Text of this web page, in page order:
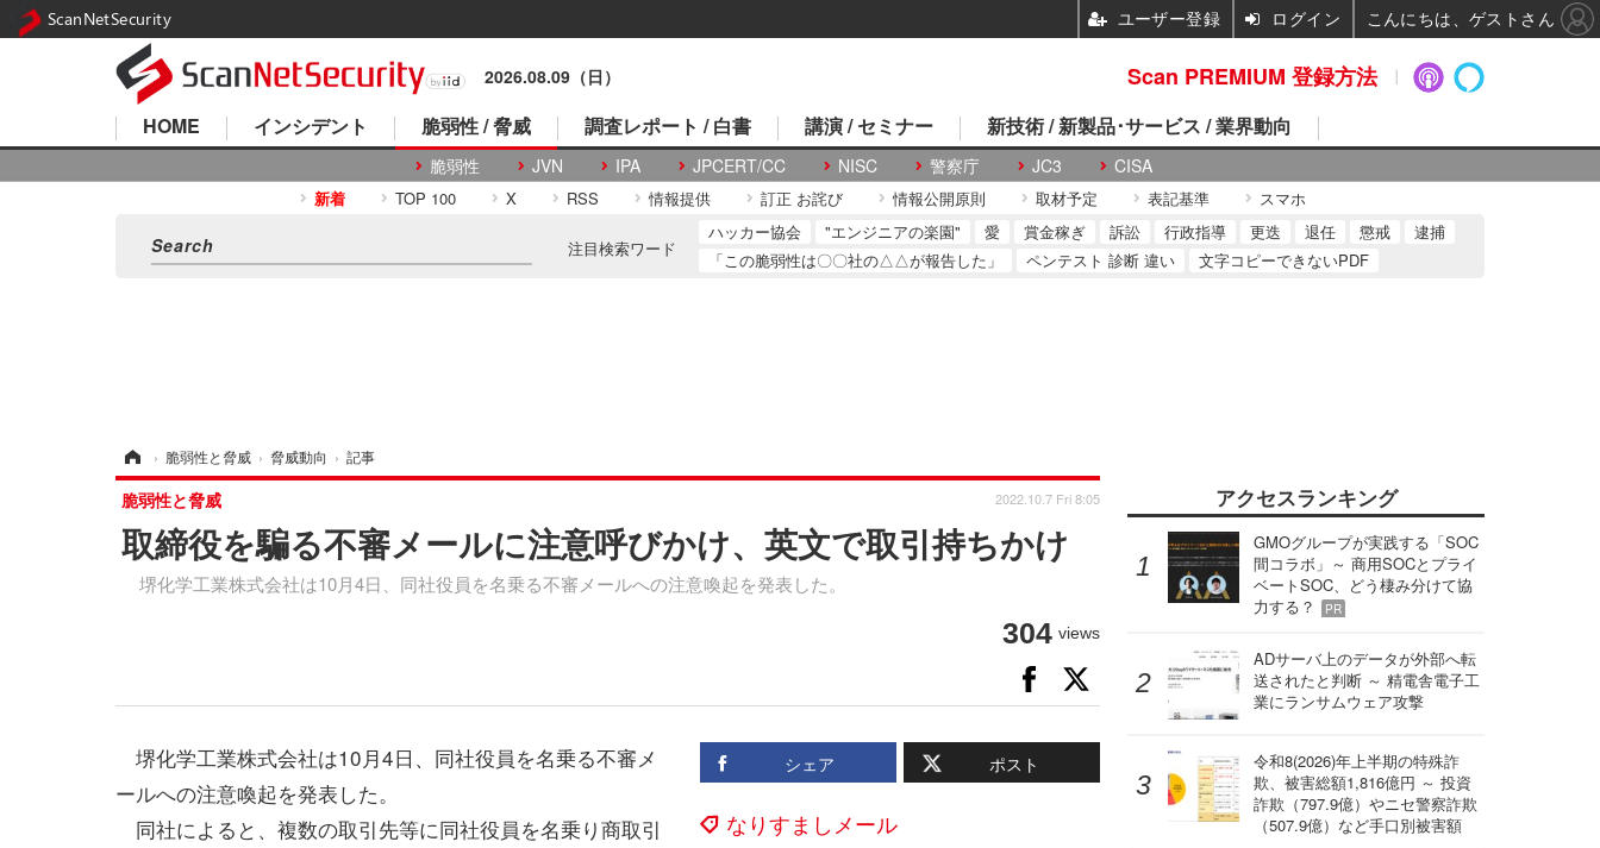
2026.08.09（日）
HOME インシデント 脆弱性 / 脅威
脆弱性 JVN IPA JPCERT/CC NISC 警察庁 JC3 CISA
調査レポート / 白書 講演 / セミナー 新技術 / 新製品･サービス / 業界動向
新着 TOP 100 X RSS 情報提供 訂正 お詫び 情報公開原則 取材予定 表記基準 スマホ
注目検索ワード
ハッカー協会 "エンジニアの楽園" 愛 賞金稼ぎ 訴訟 行政指導 更迭 退任 懲戒
逮捕
「この脆弱性は〇〇社の△△が報告した」
ペンテスト 診断 違い 文字コピーできないPDF
› 脆弱性と脅威 › 脅威動向 › 記事
取締役を騙る不審メールに注意呼びかけ、英文で取引持ちかけ
堺化学工業株式会社は10月4日、同社役員を名乗る不審メールへの注意喚起を発表した。
脆弱性と脅威 2022.10.7 Fri 8:05
304 views
シェア ポスト
なりすましメール
堺化学工業株式会社は10月4日、同社役員を名乗る不審メ
ールへの注意喚起を発表した。
同社によると、複数の取引先等に同社役員を名乗り商取引
アクセスランキング
GMOグループが実践する「SOC
間コラボ」～ 商用SOCとプライ
ベートSOC、どう棲み分けて協
力する？
PR
ADサーバ上のデータが外部へ転
送されたと判断 ～ 精電舎電子工
業にランサムウェア攻撃
令和8(2026)年上半期の特殊詐
欺、被害総額1,816億円 ～ 投資
詐欺（797.9億）やニセ警察詐欺
（507.9億）など手口別被害額
Scan PREMIUM 登録方法
ScanNetSecurity ユーザー登録 ログイン こんにちは、ゲストさん